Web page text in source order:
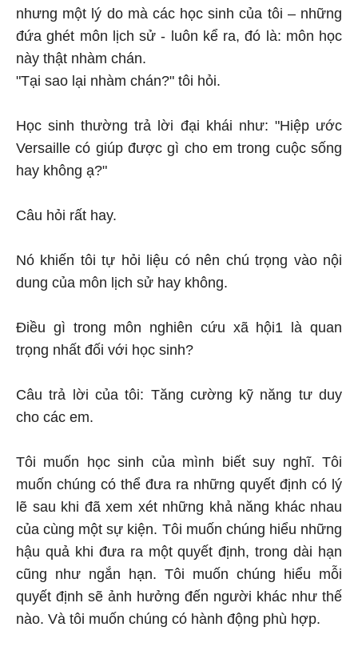
nhưng một lý do mà các học sinh của tôi – những
đứa ghét môn lịch sử - luôn kể ra, đó là: môn học
này thật nhàm chán.
"Tại sao lại nhàm chán?" tôi hỏi.
Học sinh thường trả lời đại khái như: "Hiệp ước
Versaille có giúp được gì cho em trong cuộc sống
hay không ạ?"
Câu hỏi rất hay.
Nó khiến tôi tự hỏi liệu có nên chú trọng vào nội
dung của môn lịch sử hay không.
Điều gì trong môn nghiên cứu xã hội1 là quan
trọng nhất đối với học sinh?
Câu trả lời của tôi: Tăng cường kỹ năng tư duy
cho các em.
Tôi muốn học sinh của mình biết suy nghĩ. Tôi
muốn chúng có thể đưa ra những quyết định có lý
lẽ sau khi đã xem xét những khả năng khác nhau
của cùng một sự kiện. Tôi muốn chúng hiểu những
hậu quả khi đưa ra một quyết định, trong dài hạn
cũng như ngắn hạn. Tôi muốn chúng hiểu mỗi
quyết định sẽ ảnh hưởng đến người khác như thế
nào. Và tôi muốn chúng có hành động phù hợp.